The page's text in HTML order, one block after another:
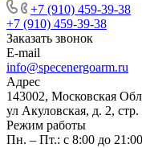
+7 (910) 459-39-38
+7 (910) 459-39-38
Заказать звонок
E-mail
info@specenergoarm.ru
Адрес
143002, Московская
ул Акуловская, д. 2,
Режим работы
Пн. – Пт.: с 8:00 до 21:00